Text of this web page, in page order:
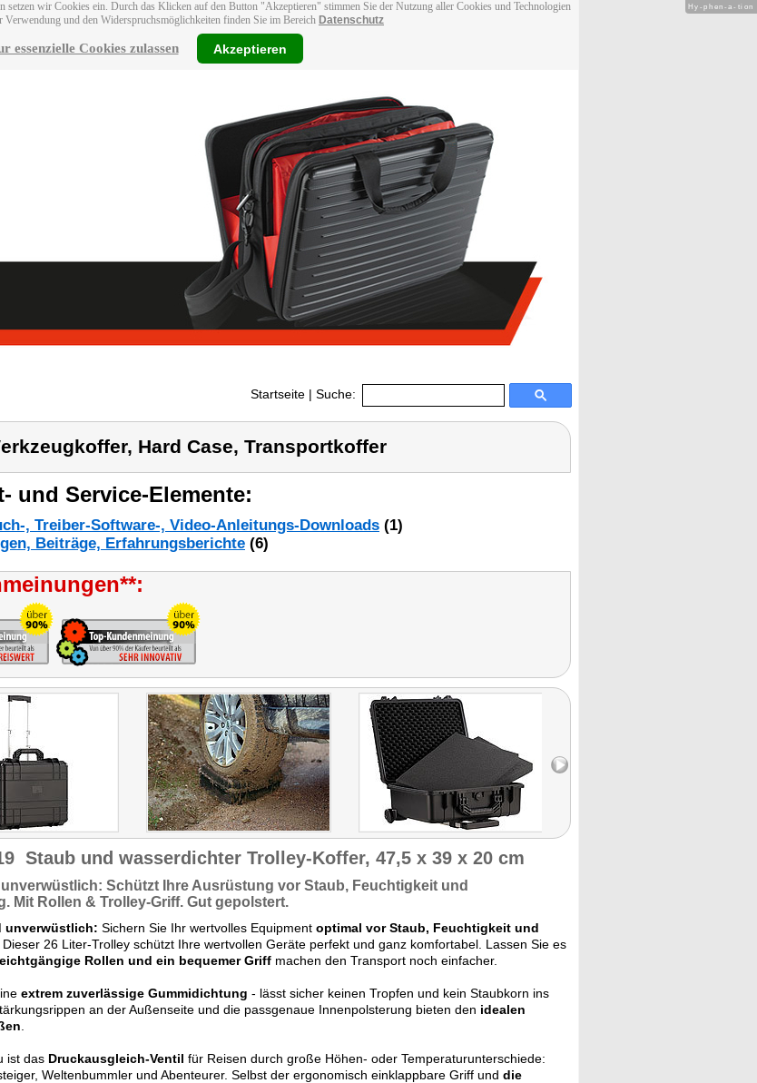
setzen wir Cookies ein. Durch das Klicken auf den Button "Akzeptieren" stimmen Sie der Nutzung aller Cookies und Technologien
Verwendung und den Widerspruchsmöglichkeiten finden Sie im Bereich Datenschutz
essenzielle Cookies zulassen Akzeptieren
Startseite | Suche:
Hard Case, Transportkoffer
und Service-Elemente:
, Treiber-Software-, Video-Anleitungs-Downloads (1)
Beiträge, Erfahrungsberichte (6)
Staub und wasserdichter Trolley-Koffer, 47,5 x 39 x 20 cm
unverwüstlich: Schützt Ihre Ausrüstung vor Staub, Feuchtigkeit und
Mit Rollen & Trolley-Griff. Gut gepolstert.
unverwüstlich: Sichern Sie Ihr wertvolles Equipment optimal vor Staub, Feuchtigkeit und
. Dieser 26 Liter-Trolley schützt Ihre wertvollen Geräte perfekt und ganz komfortabel. Lassen Sie es
Rollen und ein bequemer Griff machen den Transport noch einfacher.
extrem zuverlässige Gummidichtung - lässt sicher keinen Tropfen und kein Staubkorn ins
an der Außenseite und die passgenaue Innenpolsterung bieten den idealen
ist das Druckausgleich-Ventil für Reisen durch große Höhen- oder Temperaturunterschiede:
Weltenbummler und Abenteurer. Selbst der ergonomisch einklappbare Griff und die
Hy-phen-a-tion